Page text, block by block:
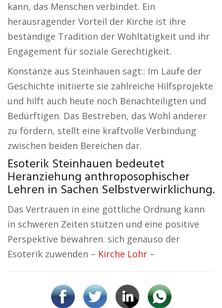
kann, das Menschen verbindet. Ein
herausragender Vorteil der Kirche ist ihre
beständige Tradition der Wohltätigkeit und ihr
Engagement für soziale Gerechtigkeit.
Konstanze aus Steinhauen sagt:: Im Laufe der
Geschichte initiierte sie zahlreiche Hilfsprojekte
und hilft auch heute noch Benachteiligten und
Bedürftigen. Das Bestreben, das Wohl anderer
zu fördern, stellt eine kraftvolle Verbindung
zwischen beiden Bereichen dar.
Esoterik Steinhauen bedeutet
Heranziehung anthroposophischer
Lehren in Sachen Selbstverwirklichung.
Das Vertrauen in eine göttliche Ordnung kann
in schweren Zeiten stützen und eine positive
Perspektive bewahren. sich genauso der
Esoterik zuwenden – Kirche Lohr –